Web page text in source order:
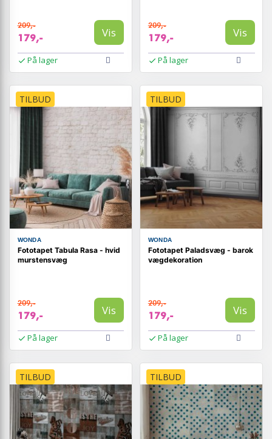
209,-
179,- Vis
På lager
209,-
179,- Vis
På lager
TILBUD
WONDA
Fototapet Tabula Rasa - hvid
murstensvæg
209,-
179,- Vis
På lager
TILBUD
WONDA
Fototapet Paladsvæg - barok
vægdekoration
209,-
179,- Vis
På lager
TILBUD TILBUD